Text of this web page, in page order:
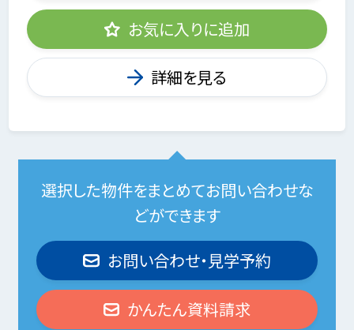
お気に入りに追加
詳細を見る
選択した物件をまとめてお問い合わせな
どができます
お問い合わせ・見学予約
かんたん資料請求